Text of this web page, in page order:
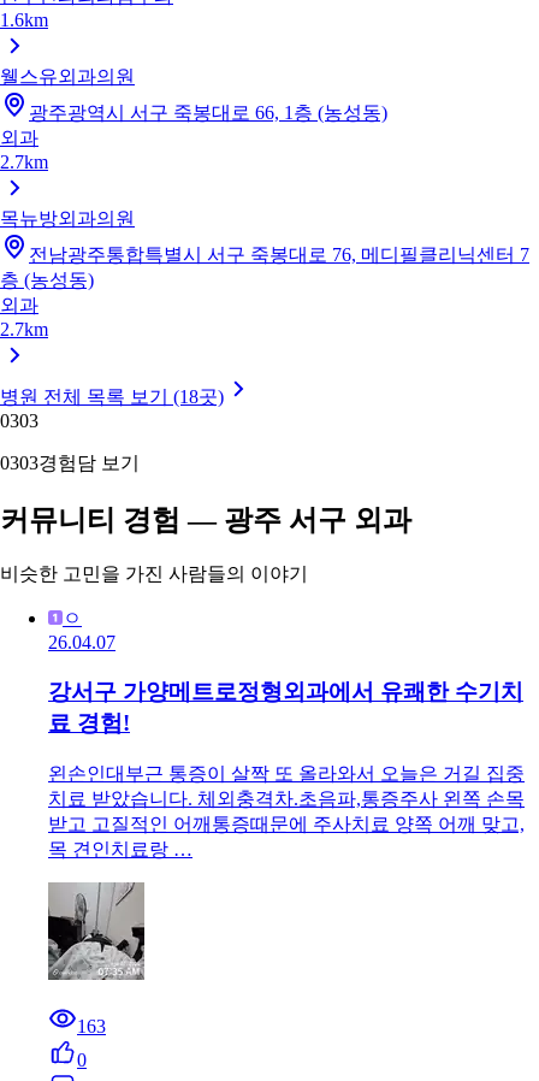
1.6km
웰스유외과의원
광주광역시 서구 죽봉대로 66, 1층 (농성동)
외과
2.7km
목뉴방외과의원
전남광주통합특별시 서구 죽봉대로 76, 메디필클리닉센터 7
층 (농성동)
외과
2.7km
병원 전체 목록 보기 (18곳)
0303
0303경험담 보기
커뮤니티 경험 — 광주 서구 외과
비슷한 고민을 가진 사람들의 이야기
ㅇ
26.04.07
강서구 가양메트로정형외과에서 유쾌한 수기치
료 경험!
왼손인대부근 통증이 살짝 또 올라와서 오늘은 거길 집중
치료 받았습니다. 체외충격차.초음파,통증주사 왼쪽 손목
받고 고질적인 어깨통증때문에 주사치료 양쪽 어깨 맞고,
목 견인치료랑 …
163
0